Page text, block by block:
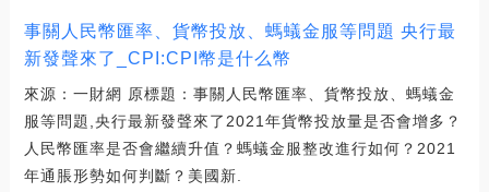
事關人民幣匯率、貨幣投放、螞蟻金服等問題 央行最
新發聲來了_CPI:CPI幣是什么幣
來源：一財網 原標題：事關人民幣匯率、貨幣投放、螞蟻金
服等問題,央行最新發聲來了2021年貨幣投放量是否會增多？
人民幣匯率是否會繼續升值？螞蟻金服整改進行如何？2021
年通脹形勢如何判斷？美國新.